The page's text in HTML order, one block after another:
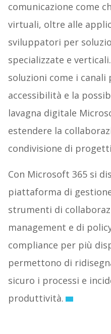
comunicazione come
virtuali, oltre alle
sviluppatori per
specializzate e
soluzioni come i
accessibilità e la
lavagna digitale
estendere la
condivisione di
Con Microsoft 365 si
piattaforma di
strumenti di
management e di
compliance per più
permettono di
sicuro i processi e
produttività.